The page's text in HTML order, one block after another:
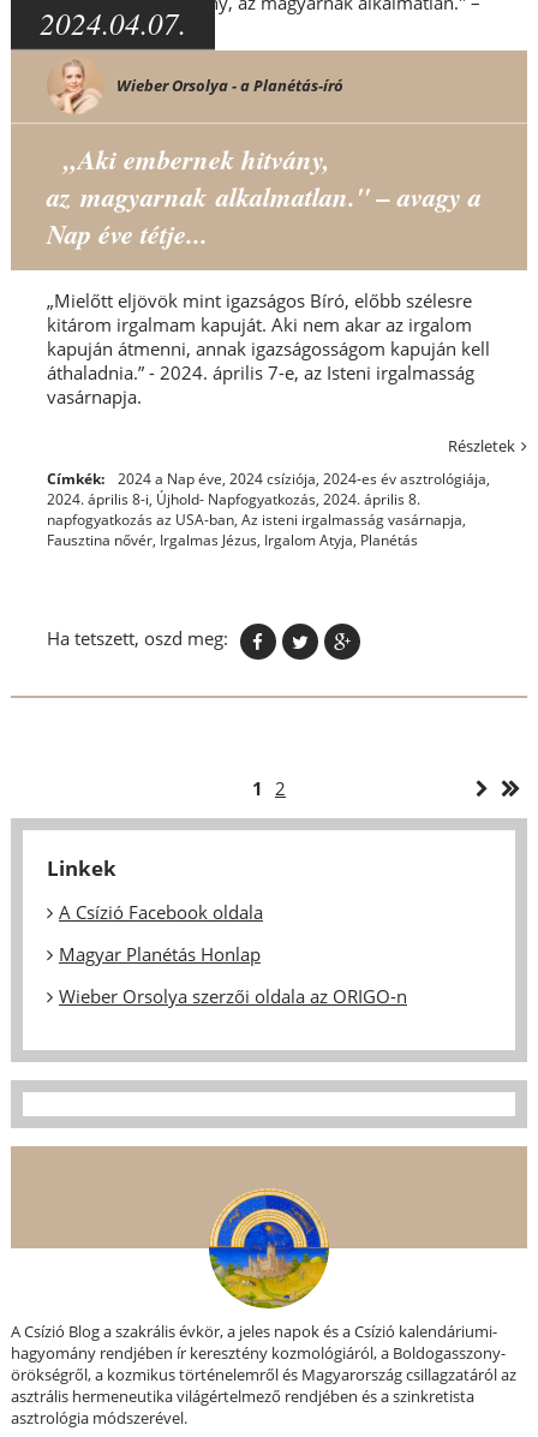
2024.04.07.
Wieber Orsolya - a Planétás-író
„Aki embernek hitvány,
az magyarnak alkalmatlan." – avagy a
Nap éve tétje...
„Mielőtt eljövök mint igazságos Bíró, előbb szélesre
kitárom irgalmam kapuját. Aki nem akar az irgalom
kapuján átmenni, annak igazságosságom kapuján kell
áthaladnia.” - 2024. április 7-e, az Isteni irgalmasság
vasárnapja.
Részletek
Címkék: 2024 a Nap éve, 2024 csíziója, 2024-es év asztrológiája,
2024. április 8-i, Újhold- Napfogyatkozás, 2024. április 8.
napfogyatkozás az USA-ban, Az isteni irgalmasság vasárnapja,
Fausztina nővér, Irgalmas Jézus, Irgalom Atyja, Planétás
Ha tetszett, oszd meg:
1 2
Linkek
A Csízió Facebook oldala
Magyar Planétás Honlap
Wieber Orsolya szerzői oldala az ORIGO-n
A Csízió Blog a szakrális évkör, a jeles napok és a Csízió kalendáriumi-
hagyomány rendjében ír keresztény kozmológiáról, a Boldogasszony-
örökségről, a kozmikus történelemről és Magyarország csillagzatáról az
asztrális hermeneutika világértelmező rendjében és a szinkretista
asztrológia módszerével.